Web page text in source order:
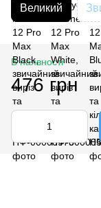
Великий
В наявності
476 грн